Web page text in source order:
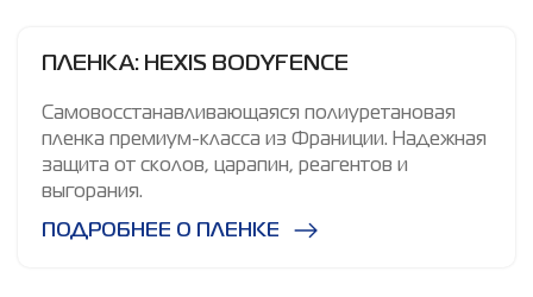
ПЛЕНКА: HEXIS BODYFENCE
Самовосстанавливающаяся полиуретановая
пленка премиум-класса из Франиции. Надежная
защита от сколов, царапин, реагентов и
выгорания.
ПОДРОБНЕЕ О ПЛЕНКЕ